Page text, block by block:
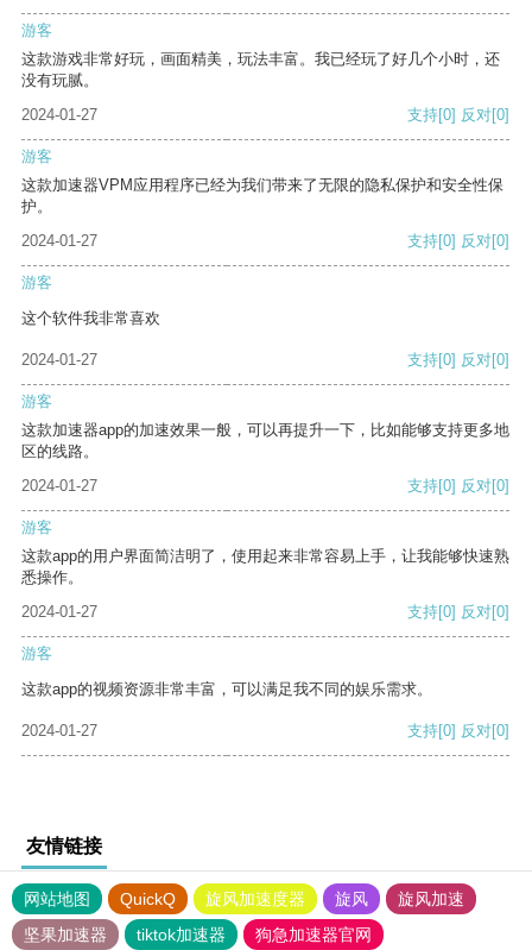
游客
这款游戏非常好玩，画面精美，玩法丰富。我已经玩了好几个小时，还
没有玩腻。
2024-01-27
支持[0] 反对[0]
游客
这款加速器VPM应用程序已经为我们带来了无限的隐私保护和安全性保
护。
2024-01-27
支持[0] 反对[0]
游客
这个软件我非常喜欢
2024-01-27 支持[0] 反对[0]
游客
这款加速器app的加速效果一般，可以再提升一下，比如能够支持更多地
区的线路。
2024-01-27
支持[0] 反对[0]
游客
这款app的用户界面简洁明了，使用起来非常容易上手，让我能够快速熟
悉操作。
2024-01-27
支持[0] 反对[0]
游客
这款app的视频资源非常丰富，可以满足我不同的娱乐需求。
2024-01-27 支持[0] 反对[0]
友情链接
网站地图 QuickQ 旋风加速度器 旋风
旋风加速
坚果加速器
tiktok加速器
狗急加速器官网